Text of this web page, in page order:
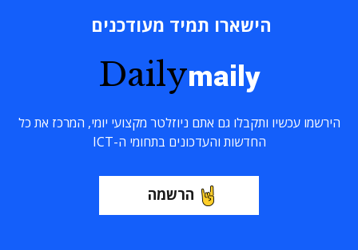
הישארו תמיד מעודכנים
Dailymaily
הירשמו עכשיו ותקבלו גם אתם ניוזלטר מקצועי יומי, המרכז את כל
החדשות והעדכונים בתחומי ה-ICT
הרשמה